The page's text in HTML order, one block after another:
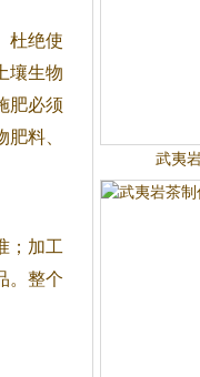
杜绝使
壤生物
肥必须
料、
；加工
。整个
武夷